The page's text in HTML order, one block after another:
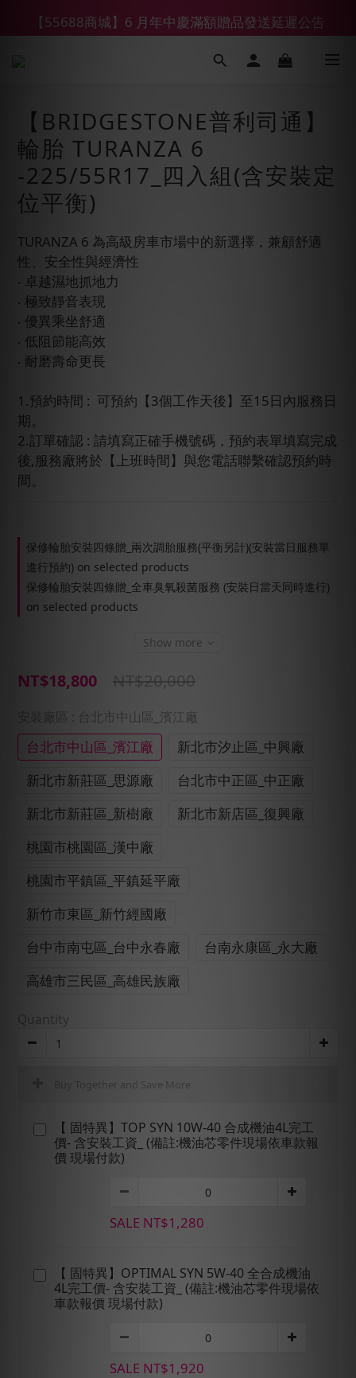
【鑽石熊/金熊新客首購限定】優惠搭車金
【55688商城】6 月年中慶滿額贈品發送延遲公告
【鑽石熊/金熊新客首購限定】優惠搭車金
【BRIDGESTONE普利司通】
輪胎 TURANZA 6
-225/55R17_四入組(含安裝定
位平衡)
TURANZA 6 為高級房車市場中的新選擇，兼顧舒適
性、安全性與經濟性
‧ 卓越濕地抓地力
‧ 極致靜音表現
‧ 優異乘坐舒適
‧ 低阻節能高效
‧ 耐磨壽命更長
1.預約時間 :  可預約【3個工作天後】至15日內服務日
期。
2.訂單確認 : 請填寫正確手機號碼，預約表單填寫完成
後,服務廠將於【上班時間】與您電話聯繫確認預約時
間。
保修輪胎安裝四條贈_兩次調胎服務(平衡另計)(安裝當日服務單
進行預約) on selected products
保修輪胎安裝四條贈_全車臭氧殺菌服務 (安裝日當天同時進行)
on selected products
Show more
NT$18,800 NT$20,000
: 台北市中山區_濱江廠
台北市中山區_濱江廠
新北市汐止區_中興廠
新北市新莊區_思源廠
台北市中正區_中正廠
新北市新莊區_新樹廠
新北市新店區_復興廠
桃園市桃園區_漢中廠
桃園市平鎮區_平鎮延平廠
新竹市東區_新竹經國廠
台中市南屯區_台中永春廠
台南永康區_永大廠
高雄市三民區_高雄民族廠
Quantity
Buy Together and Save More
【 固特異】TOP SYN 10W-40 合成機油4L完工
價- 含安裝工資_ (備註:機油芯零件現場依車款報
價 現場付款)
SALE NT$1,280
【 固特異】OPTIMAL SYN 5W-40 全合成機油
4L完工價- 含安裝工資_ (備註:機油芯零件現場依
車款報價 現場付款)
SALE NT$1,920